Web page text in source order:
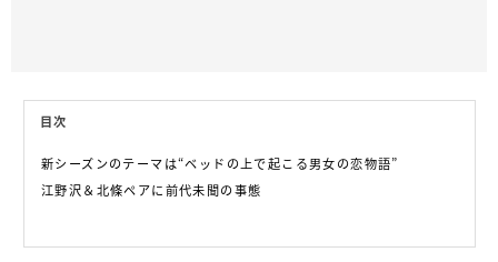
目次
新シーズンのテーマは“ベッドの上で起こる男女の恋物語”
江野沢＆北條ペアに前代未聞の事態